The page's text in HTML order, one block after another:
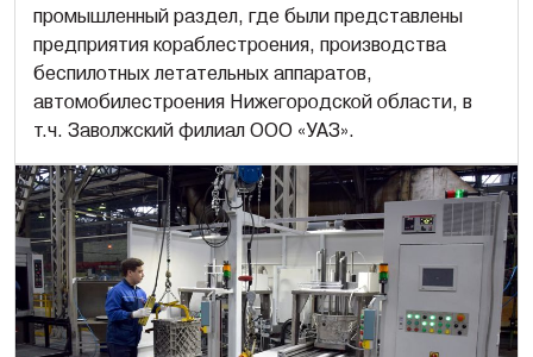
промышленный раздел, где были представлены
предприятия кораблестроения, производства
беспилотных летательных аппаратов,
автомобилестроения Нижегородской области, в
т.ч. Заволжский филиал ООО «УАЗ».